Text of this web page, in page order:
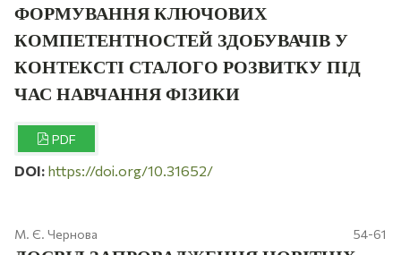
ФОРМУВАННЯ КЛЮЧОВИХ
КОМПЕТЕНТНОСТЕЙ ЗДОБУВАЧІВ У
КОНТЕКСТІ СТАЛОГО РОЗВИТКУ ПІД
ЧАС НАВЧАННЯ ФІЗИКИ
PDF
DOI: https://doi.org/10.31652/
М. Є. Чернова 54-61